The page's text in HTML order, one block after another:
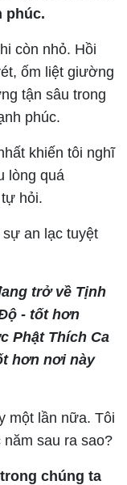
phúc.
còn nhỏ. Hồi
ốm liệt giường
tận sâu trong
phúc.
khiến tôi nghĩ
lòng quá
hỏi.
an lạc tuyệt
trở về Tịnh
- tốt hơn
Phật Thích Ca
hơn nơi này
một lần nữa. Tôi
sau ra sao?
chúng ta